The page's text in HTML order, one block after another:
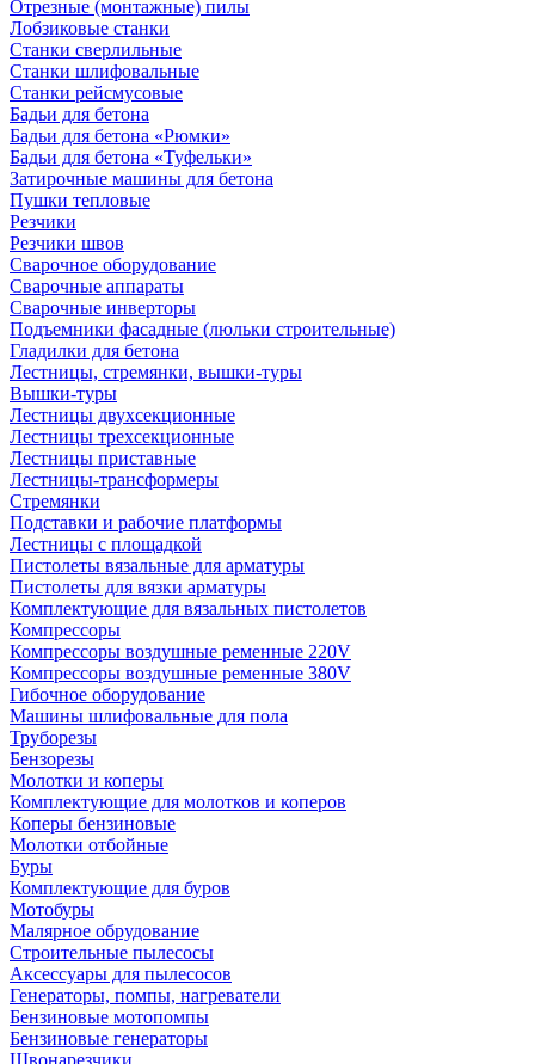
Отрезные (монтажные) пилы
Лобзиковые станки
Станки сверлильные
Станки шлифовальные
Станки рейсмусовые
Бадьи для бетона
Бадьи для бетона «Рюмки»
Бадьи для бетона «Туфельки»
Затирочные машины для бетона
Пушки тепловые
Резчики
Резчики швов
Сварочное оборудование
Сварочные аппараты
Сварочные инверторы
Подъемники фасадные (люльки строительные)
Гладилки для бетона
Лестницы, стремянки, вышки-туры
Вышки-туры
Лестницы двухсекционные
Лестницы трехсекционные
Лестницы приставные
Лестницы-трансформеры
Стремянки
Подставки и рабочие платформы
Лестницы с площадкой
Пистолеты вязальные для арматуры
Пистолеты для вязки арматуры
Комплектующие для вязальных пистолетов
Компрессоры
Компрессоры воздушные ременные 220V
Компрессоры воздушные ременные 380V
Гибочное оборудование
Машины шлифовальные для пола
Труборезы
Бензорезы
Молотки и коперы
Комплектующие для молотков и коперов
Коперы бензиновые
Молотки отбойные
Буры
Комплектующие для буров
Мотобуры
Малярное обрудование
Строительные пылесосы
Аксессуары для пылесосов
Генераторы, помпы, нагреватели
Бензиновые мотопомпы
Бензиновые генераторы
Швонарезчики